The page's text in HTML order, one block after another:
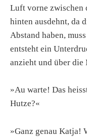
Luft vorne zwischen
hinten ausdehnt, da
Abstand haben,
entsteht ein
anzieht und über
»Au warte! Das
Hutze?«
»Ganz genau Katja!